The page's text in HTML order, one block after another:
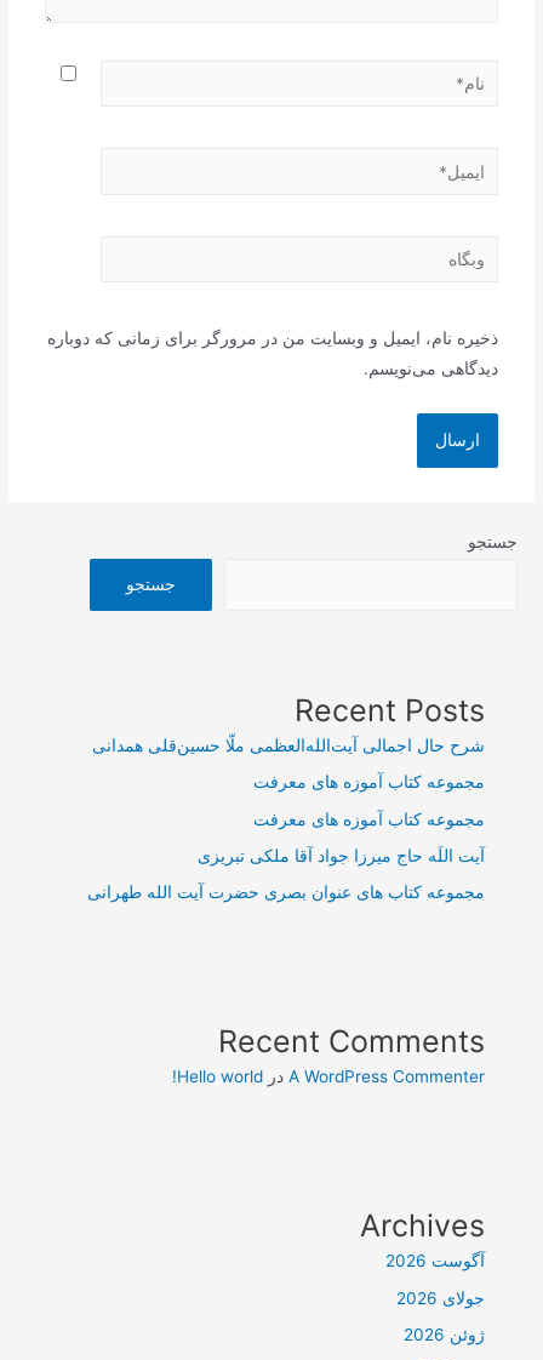
نام*
ایمیل*
وبگاه
ذخیره نام، ایمیل و وبسایت من در مرورگر برای زمانی که دوباره
دیدگاهی می‌نویسم.
جستجو
جستجو
Recent Posts
شرح حال اجمالی آیت‌الله‌العظمی ملّا حسین‌قلی همدانی
مجموعه کتاب آموزه های معرفت
مجموعه کتاب آموزه های معرفت
آیت اللَه حاج میرزا جواد آقا ملکی تبریزی
مجموعه کتاب های عنوان بصری حضرت آیت الله طهرانی
Recent Comments
A WordPress Commenter درHello world!
Archives
آگوست 2026
جولای 2026
ژوئن 2026